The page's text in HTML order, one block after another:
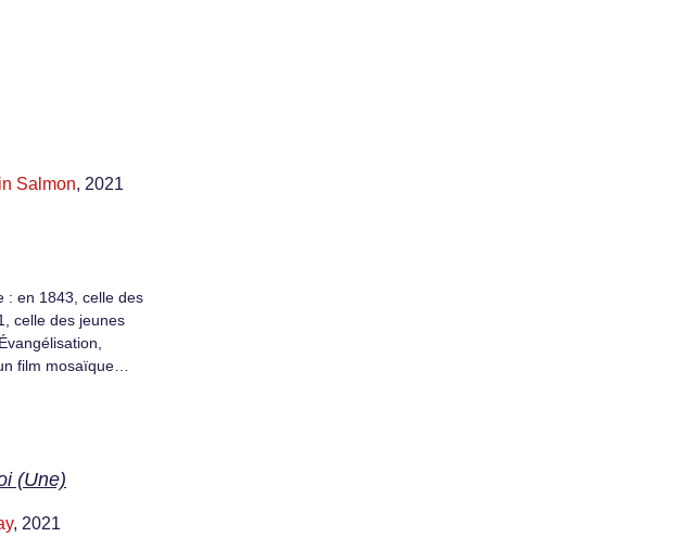
Salmon, 2021
: en 1843, celle des
celle des jeunes
film mosaïque…
(Une)
, 2021